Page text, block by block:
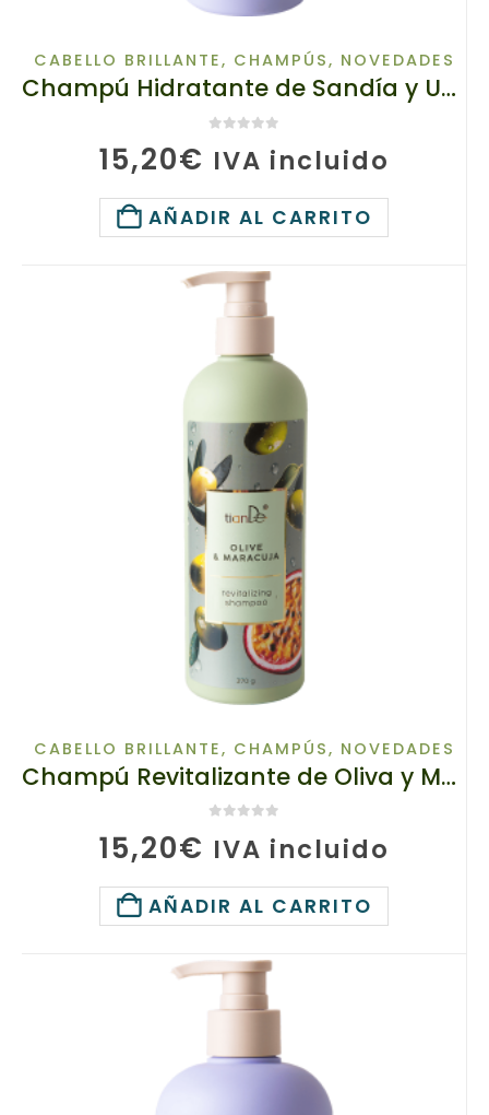
CABELLO BRILLANTE, CHAMPÚS, NOVEDADES
Champú Hidratante de Sandía y Uva, TianDe 20159-2, 370 g, Hidratación capilar intensiva
15,20€ IVA incluido
AÑADIR AL CARRITO
CABELLO BRILLANTE, CHAMPÚS, NOVEDADES
Champú Revitalizante de Oliva y Maracuyá, TianDe 20161-2, 370 g, Nutrición profunda y restauración capilar
15,20€ IVA incluido
AÑADIR AL CARRITO